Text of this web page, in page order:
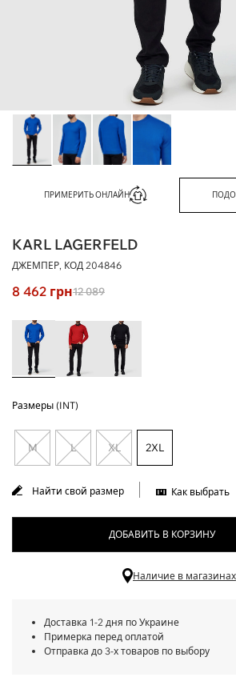
ПРИМЕРИТЬ ОНЛАЙН
KARL LAGERFELD
ДЖЕМПЕР, КОД 204846
8 462 грн12 089
Размеры (INT)
M L XL 2XL
Найти свой размер Как выбрать
ДОБАВИТЬ В КОРЗИНУ
Наличие в магазинах
Доставка 1-2 дня по Украине
Примерка перед оплатой
Отправка до 3-х товаров по выбору